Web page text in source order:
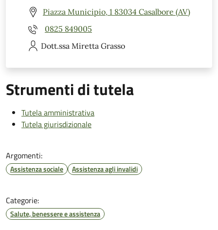
Piazza Municipio, 1 83034 Casalbore (AV)
0825 849005
Dott.ssa Miretta Grasso
Strumenti di tutela
Tutela amministrativa
Tutela giurisdizionale
Argomenti:
Assistenza sociale Assistenza agli invalidi
Categorie:
Salute, benessere e assistenza